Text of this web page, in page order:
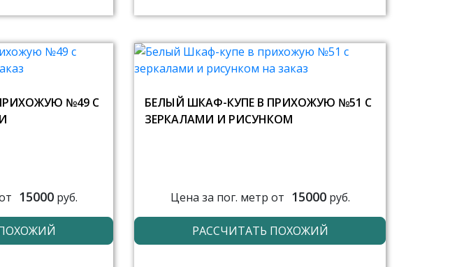
№49 С
15000руб.
БЕЛЫЙ ШКАФ-КУПЕ В ПРИХОЖУЮ №51 С
ЗЕРКАЛАМИ И РИСУНКОМ
Цена за пог. метр от 15000руб.
РАССЧИТАТЬ ПОХОЖИЙ